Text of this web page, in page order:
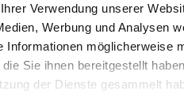
Verwendung unserer
Werbung und Analysen
Informationen möglicherweise
Sie ihnen bereitgestellt
der Dienste gesammelt